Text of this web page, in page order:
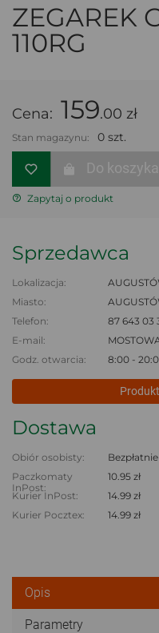
ZEGAREK
110RG
Cena: 159.00 zł
Stan magazynu: 0 szt.
Do koszyka
Zapytaj o produkt
Sprzedawca
Lokalizacja:
Miasto:
Telefon:
87 643 03
E-mail:
Godz. otwarcia:
8:00 -
Dostawa
Obiór osobisty:
Bezpłatnie
Paczkomaty
InPost:
10.95 zł
Kurier InPost:
14.99 zł
Kurier Pocztex:
14.99 zł
Opis
Parametry